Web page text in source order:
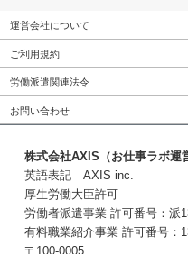
運営会社について
ご利用規約
労働派遣関連法令
お問い合わせ
株式会社AXIS（お仕事ラボ運
英語表記 AXIS inc.
厚生労働大臣許可
労働者派遣事業 許可番号：派
有料職業紹介事業 許可番号：
〒100-0005